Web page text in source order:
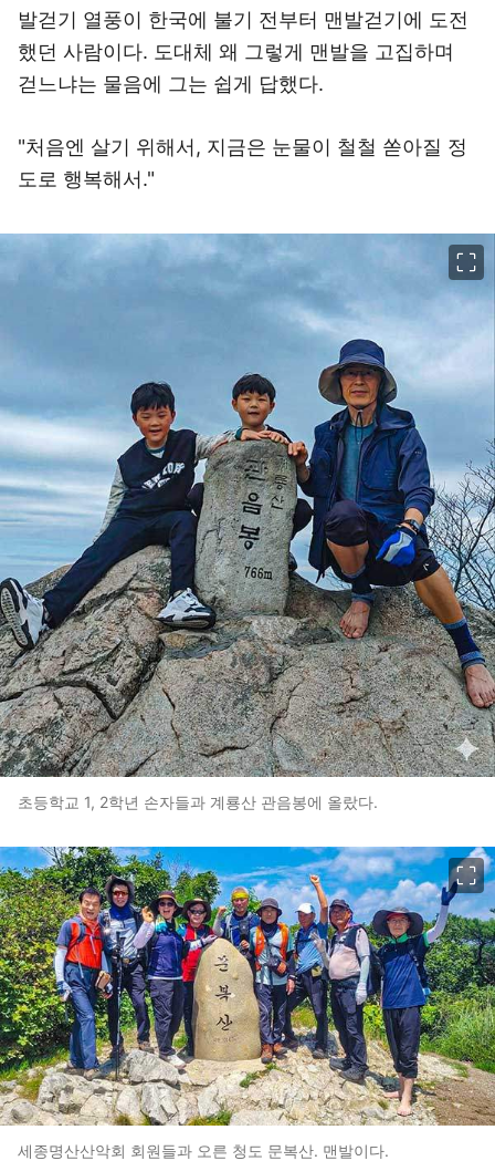
발걷기 열풍이 한국에 불기 전부터 맨발걷기에 도전
했던 사람이다. 도대체 왜 그렇게 맨발을 고집하며
걷느냐는 물음에 그는 쉽게 답했다.
"처음엔 살기 위해서, 지금은 눈물이 철철 쏟아질 정
도로 행복해서."
초등학교 1, 2학년 손자들과 계룡산 관음봉에 올랐다.
세종명산산악회 회원들과 오른 청도 문복산. 맨발이다.